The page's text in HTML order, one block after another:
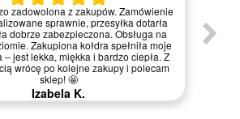
zadowolona z zakupów. Zamówienie
sprawnie, przesyłka dotarła
dobrze zabezpieczona. Obsługa na
Zakupiona kołdra spełniła moje
– jest lekka, miękka i bardzo ciepła. Z
wrócę po kolejne zakupy i polecam
sklep! 🤩
Izabela K.